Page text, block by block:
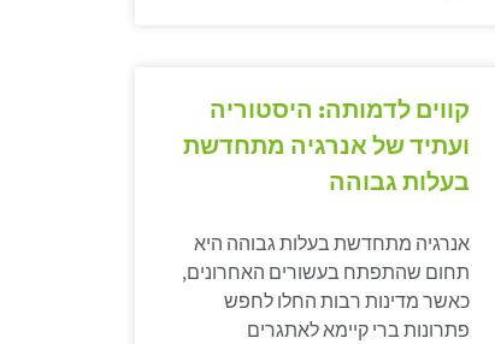
קווים לדמותה: היסטוריה
ועתיד של אנרגיה מתחדשת
בעלות גבוהה
אנרגיה מתחדשת בעלות גבוהה היא
תחום שהתפתח בעשורים האחרונים,
כאשר מדינות רבות החלו לחפש
פתרונות ברי קיימא לאתגרים